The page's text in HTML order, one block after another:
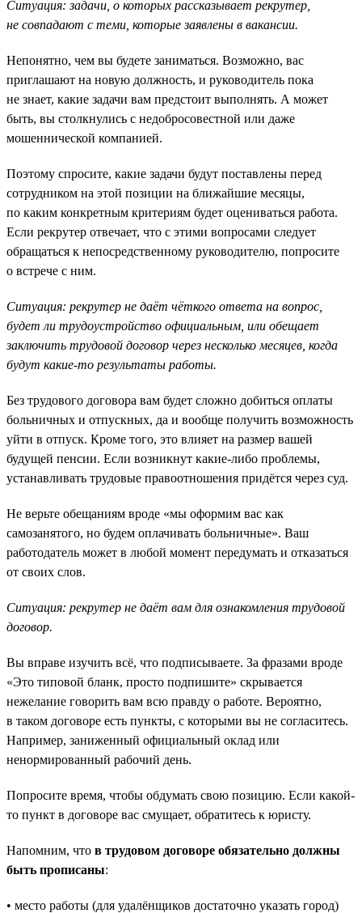
Ситуация: задачи, о которых рассказывает рекрутер,
не совпадают с теми, которые заявлены в вакансии.
Непонятно, чем вы будете заниматься. Возможно, вас
приглашают на новую должность, и руководитель пока
не знает, какие задачи вам предстоит выполнять. А может
быть, вы столкнулись с недобросовестной или даже
мошеннической компанией.
Поэтому спросите, какие задачи будут поставлены перед
сотрудником на этой позиции на ближайшие месяцы,
по каким конкретным критериям будет оцениваться работа.
Если рекрутер отвечает, что с этими вопросами следует
обращаться к непосредственному руководителю, попросите
о встрече с ним.
Ситуация: рекрутер не даёт чёткого ответа на вопрос,
будет ли трудоустройство официальным, или обещает
заключить трудовой договор через несколько месяцев, когда
будут какие-то результаты работы.
Без трудового договора вам будет сложно добиться оплаты
больничных и отпускных, да и вообще получить возможность
уйти в отпуск. Кроме того, это влияет на размер вашей
будущей пенсии. Если возникнут какие-либо проблемы,
устанавливать трудовые правоотношения придётся через суд.
Не верьте обещаниям вроде «мы оформим вас как
самозанятого, но будем оплачивать больничные». Ваш
работодатель может в любой момент передумать и отказаться
от своих слов.
Ситуация: рекрутер не даёт вам для ознакомления трудовой
договор.
Вы вправе изучить всё, что подписываете. За фразами вроде
«Это типовой бланк, просто подпишите» скрывается
нежелание говорить вам всю правду о работе. Вероятно,
в таком договоре есть пункты, с которыми вы не согласитесь.
Например, заниженный официальный оклад или
ненормированный рабочий день.
Попросите время, чтобы обдумать свою позицию. Если какой-
то пункт в договоре вас смущает, обратитесь к юристу.
Напомним, что в трудовом договоре обязательно должны
быть прописаны:
• место работы (для удалёнщиков достаточно указать город)